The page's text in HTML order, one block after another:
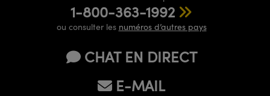
1-800-363-1992
ou consulter les numéros d’autres pays
CHAT EN DIRECT
E-MAIL